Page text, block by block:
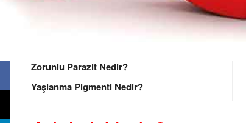
Zorunlu Parazit Nedir?
Yaşlanma Pigmenti Nedir?